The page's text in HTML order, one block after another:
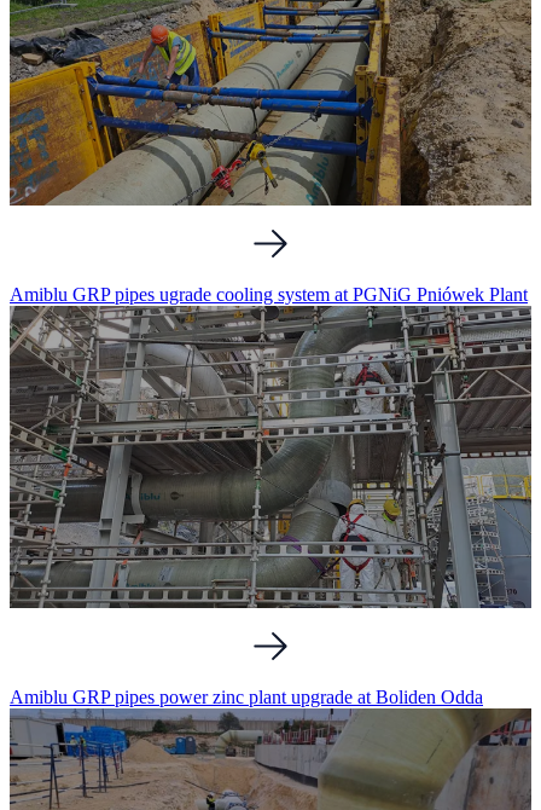
Amiblu GRP pipes ugrade cooling system at PGNiG Pniówek Plant
Amiblu GRP pipes power zinc plant upgrade at Boliden Odda